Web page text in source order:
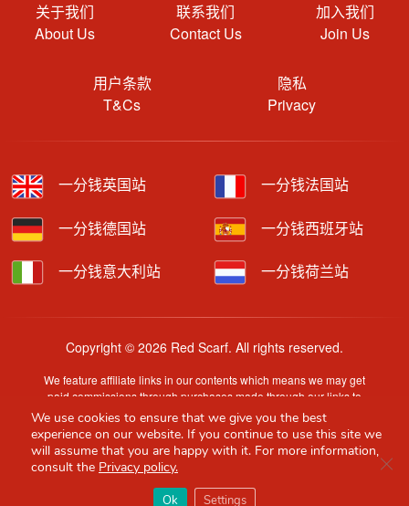
关于我们
About Us
联系我们
Contact Us
加入我们
Join Us
用户条款
T&Cs
隐私
Privacy
一分钱英国站 一分钱法国站
一分钱德国站 一分钱西班牙站
一分钱意大利站 一分钱荷兰站
Copyright © 2026 Red Scarf. All rights reserved.
We feature affiliate links in our contents which means we may get
paid commissions through purchases made through our links to
retailer sites.
Content is provided by users, brands or merchants. Some
information may have been generated by AI and is provided for
guidance only. Accuracy and availability may change without prior
We use cookies to ensure that we give you the best
experience on our website. If you continue to use this site we
will assume that you are happy with it. For more information,
consult the Privacy policy.
Ok Settings